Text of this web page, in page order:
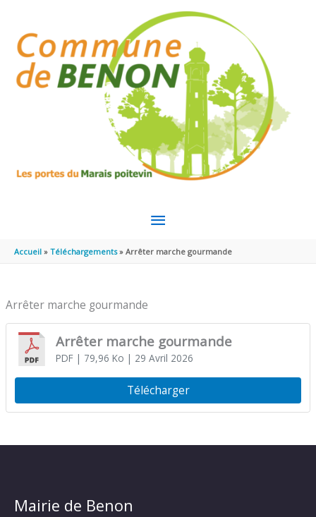
MENU
PRINCIPAL
Accueil Téléchargements Arrêter marche gourmande
Arrêter marche gourmande
Arrêter marche gourmande
PDF| 79,96 Ko | 29 Avril 2026
Télécharger
Mairie de Benon